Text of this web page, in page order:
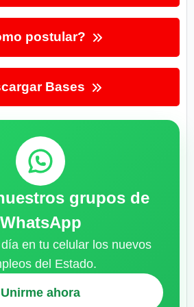
postular?
Bases
grupos de
WhatsApp
en tu celular los nuevos
del Estado.
Unirme ahora